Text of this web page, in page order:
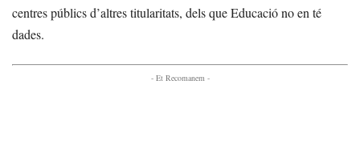
centres públics d’altres titularitats, dels que Educació no en té
dades.
- Et Recomanem -